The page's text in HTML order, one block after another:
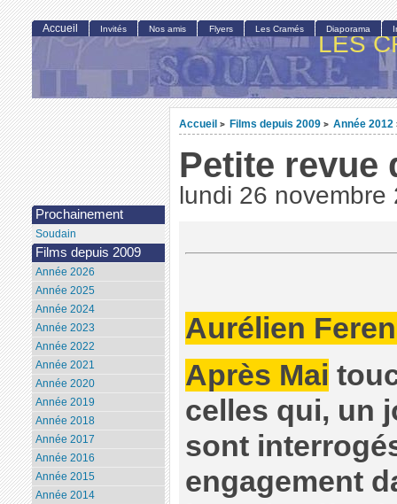
LES
Accueil > Films depuis 2009 > Année 2012
Petite revue
lundi 26 novembre
Aurélien
Après Mai
celles qui, un
sont
engagement
Accueil Invités Nos amis Flyers Les Cramés Diaporama
Prochainement
Soudain
Films depuis 2009
Année 2026
Année 2025
Année 2024
Année 2023
Année 2022
Année 2021
Année 2020
Année 2019
Année 2018
Année 2017
Année 2016
Année 2015
Année 2014